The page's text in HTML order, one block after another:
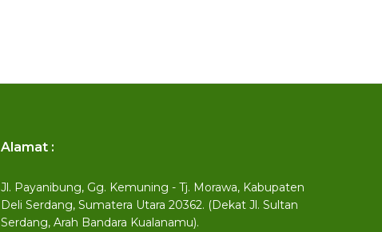
Alamat :
Jl. Payanibung, Gg. Kemuning - Tj. Morawa, Kabupaten
Deli Serdang, Sumatera Utara 20362. (Dekat Jl. Sultan
Serdang, Arah Bandara Kualanamu).